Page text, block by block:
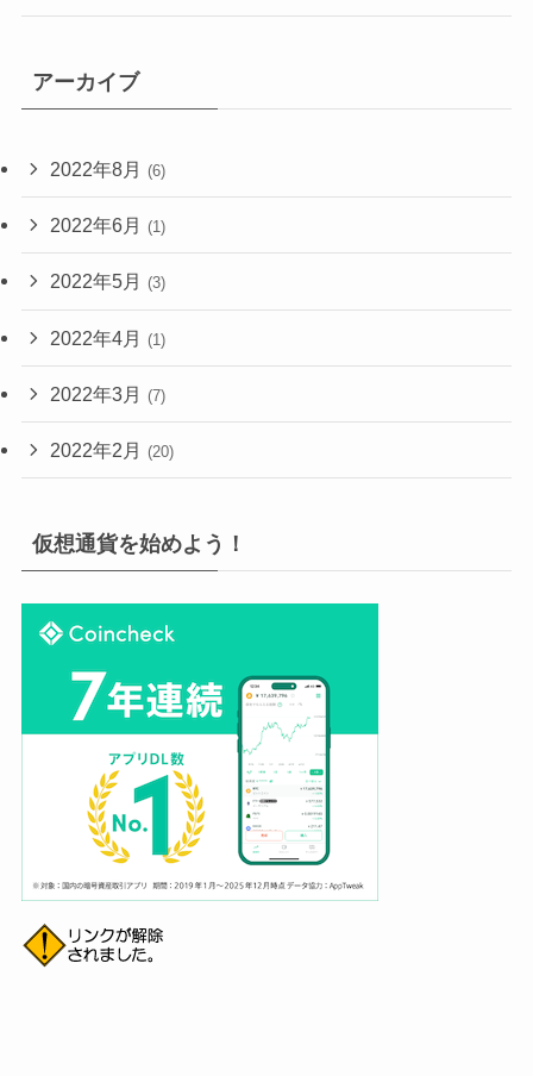
アーカイブ
2022年8月 (6)
2022年6月 (1)
2022年5月 (3)
2022年4月 (1)
2022年3月 (7)
2022年2月 (20)
仮想通貨を始めよう！